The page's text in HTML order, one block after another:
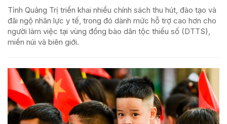
Tỉnh Quảng Trị triển khai nhiều chính sách thu hút, đào tạo và
đãi ngộ nhân lực y tế, trong đó dành mức hỗ trợ cao hơn cho
người làm việc tại vùng đồng bào dân tộc thiểu số (DTTS),
miền núi và biên giới.